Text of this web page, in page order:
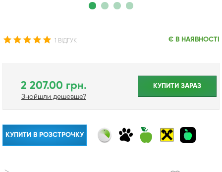
1 ВІДГУК Є В НАЯВНОСТІ
2 207.00 грн.
Знайшли дешевше?
КУПИТИ ЗАРАЗ
КУПИТИ В РОЗСТРОЧКУ